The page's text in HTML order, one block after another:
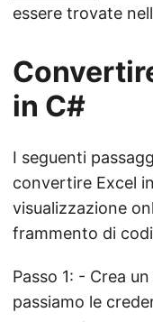
essere trovate
in C#
I seguenti
convertire Excel
visualizzazione
frammento di
Passo 1: - Crea
passiamo le